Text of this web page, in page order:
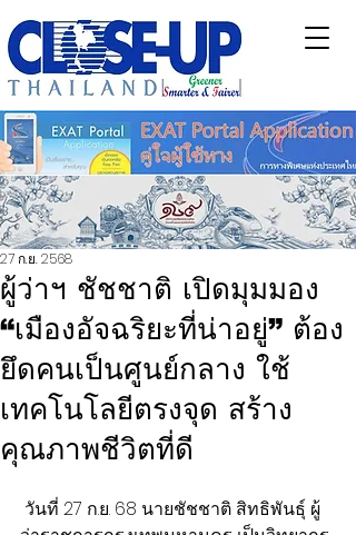
ผู้ว่าฯ ชัชชาติ เปิดมุมมอง
“เมืองอัจฉริยะที่น่าอยู่” ต้อง
ยึดคนเป็นศูนย์กลาง ใช้
เทคโนโลยีตรงจุด สร้าง
คุณภาพชีวิตที่ดี
27 ก.ย. 2568
วันที่ 27 ก.ย. 68 นายชัชชาติ สิทธิพันธุ์ ผู้